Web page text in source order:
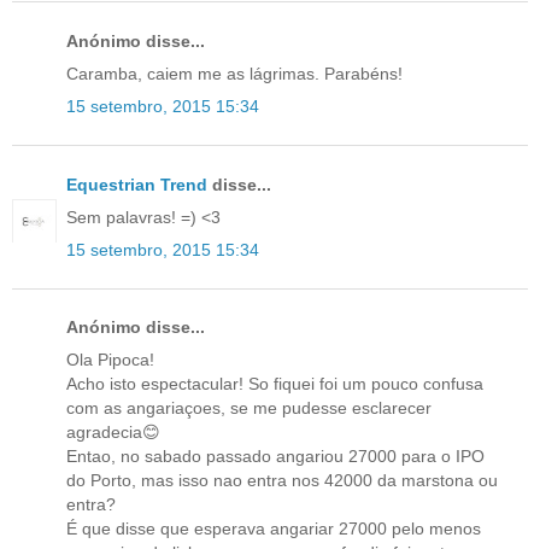
Anónimo disse...
Caramba, caiem me as lágrimas. Parabéns!
15 setembro, 2015 15:34
Equestrian Trend disse...
Sem palavras! =) <3
15 setembro, 2015 15:34
Anónimo disse...
Ola Pipoca!
Acho isto espectacular! So fiquei foi um pouco confusa
com as angariaçoes, se me pudesse esclarecer
agradecia😊
Entao, no sabado passado angariou 27000 para o IPO
do Porto, mas isso nao entra nos 42000 da marstona ou
entra?
É que disse que esperava angariar 27000 pelo menos